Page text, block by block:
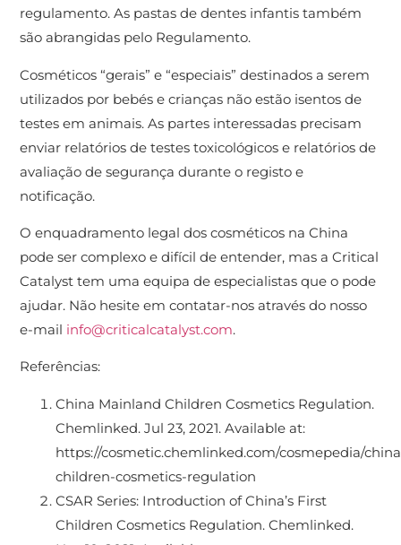
regulamento. As pastas de dentes infantis também
são abrangidas pelo Regulamento.
Cosméticos “gerais” e “especiais” destinados a serem
utilizados por bebés e crianças não estão isentos de
testes em animais. As partes interessadas precisam
enviar relatórios de testes toxicológicos e relatórios de
avaliação de segurança durante o registo e
notificação.
O enquadramento legal dos cosméticos na China
pode ser complexo e difícil de entender, mas a Critical
Catalyst tem uma equipa de especialistas que o pode
ajudar. Não hesite em contatar-nos através do nosso
e-mail info@criticalcatalyst.com.
Referências:
China Mainland Children Cosmetics Regulation.
Chemlinked. Jul 23, 2021. Available at:
https://cosmetic.chemlinked.com/cosmepedia/
children-cosmetics-regulation
CSAR Series: Introduction of China’s First
Children Cosmetics Regulation. Chemlinked.